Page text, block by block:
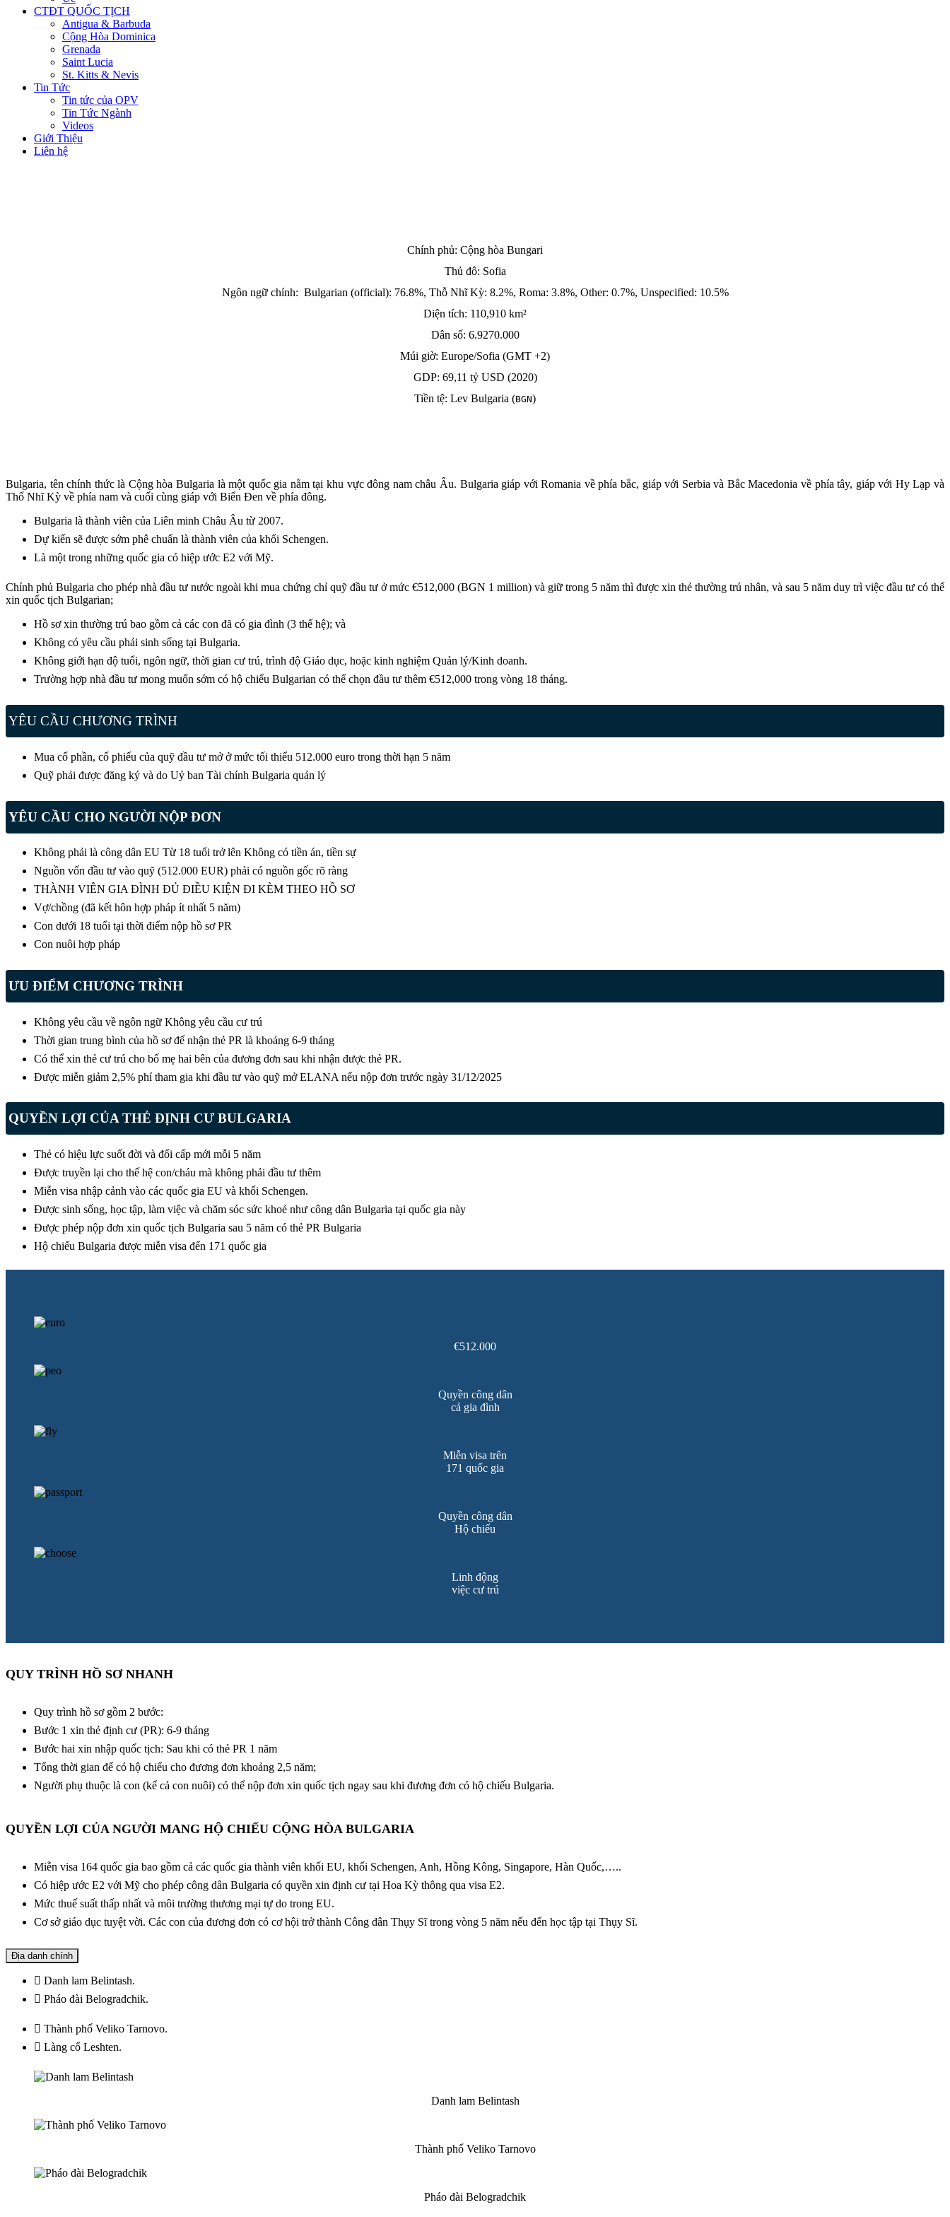
CTĐT QUỐC TỊCH
Antigua & Barbuda
Cộng Hòa Dominica
Grenada
Saint Lucia
St. Kitts & Nevis
Tin Tức
Tin tức của OPV
Tin Tức Ngành
Videos
Giới Thiệu
Liên hệ
Chính phủ: Cộng hòa Bungari
Thủ đô: Sofia
Ngôn ngữ chính: Bulgarian (official): 76.8%, Thỗ Nhĩ Kỳ: 8.2%, Roma: 3.8%, Other: 0.7%, Unspecified: 10.5%
Diện tích: 110,910 km²
Dân số: 6.9270.000
Múi giờ: Europe/Sofia (GMT +2)
GDP: 69,11 tỷ USD (2020)
Tiền tệ: Lev Bulgaria (BGN)
Bulgaria, tên chính thức là Cộng hòa Bulgaria là một quốc gia nằm tại khu vực đông nam châu Âu. Bulgaria giáp với Romania về phía bắc, giáp với Serbia và Bắc Macedonia về phía tây, giáp với Hy Lạp và
Thổ Nhĩ Kỳ về phía nam và cuối cùng giáp với Biển Đen về phía đông.
Bulgaria là thành viên của Liên minh Châu Âu từ 2007.
Dự kiến sẽ được sớm phê chuẩn là thành viên của khối Schengen.
Là một trong những quốc gia có hiệp ước E2 với Mỹ.
Chính phủ Bulgaria cho phép nhà đầu tư nước ngoài khi mua chứng chỉ quỹ đầu tư ở mức €512,000 (BGN 1 million) và giữ trong 5 năm thì được xin thẻ thường trú nhân, và sau 5 năm duy trì việc đầu tư có thể
xin quốc tịch Bulgarian;
Hồ sơ xin thường trú bao gồm cả các con đã có gia đình (3 thế hệ); và
Không có yêu cầu phải sinh sống tại Bulgaria.
Không giới hạn độ tuổi, ngôn ngữ, thời gian cư trú, trình độ Giáo dục, hoặc kinh nghiệm Quản lý/Kinh doanh.
Trường hợp nhà đầu tư mong muốn sớm có hộ chiếu Bulgarian có thể chọn đầu tư thêm €512,000 trong vòng 18 tháng.
YÊU CẦU CHƯƠNG TRÌNH
Mua cổ phần, cổ phiếu của quỹ đầu tư mở ở mức tối thiểu 512.000 euro trong thời hạn 5 năm
Quỹ phải được đăng ký và do Uỷ ban Tài chính Bulgaria quản lý
YÊU CẦU CHO NGƯỜI NỘP ĐƠN
Không phải là công dân EU Từ 18 tuổi trở lên Không có tiền án, tiền sự
Nguồn vốn đầu tư vào quỹ (512.000 EUR) phải có nguồn gốc rõ ràng
THÀNH VIÊN GIA ĐÌNH ĐỦ ĐIỀU KIỆN ĐI KÈM THEO HỒ SƠ
Vợ/chồng (đã kết hôn hợp pháp ít nhất 5 năm)
Con dưới 18 tuổi tại thời điểm nộp hồ sơ PR
Con nuôi hợp pháp
ƯU ĐIỂM CHƯƠNG TRÌNH
Không yêu cầu về ngôn ngữ Không yêu cầu cư trú
Thời gian trung bình của hồ sơ để nhận thẻ PR là khoảng 6-9 tháng
Có thể xin thẻ cư trú cho bố mẹ hai bên của đương đơn sau khi nhận được thẻ PR.
Được miễn giảm 2,5% phí tham gia khi đầu tư vào quỹ mở ELANA nếu nộp đơn trước ngày 31/12/2025
QUYỀN LỢI CỦA THẺ ĐỊNH CƯ BULGARIA
Thẻ có hiệu lực suốt đời và đổi cấp mới mỗi 5 năm
Được truyền lại cho thế hệ con/cháu mà không phải đầu tư thêm
Miễn visa nhập cảnh vào các quốc gia EU và khối Schengen.
Được sinh sống, học tập, làm việc và chăm sóc sức khoẻ như công dân Bulgaria tại quốc gia này
Được phép nộp đơn xin quốc tịch Bulgaria sau 5 năm có thẻ PR Bulgaria
Hộ chiếu Bulgaria được miễn visa đến 171 quốc gia
€512.000
Quyền công dân
cả gia đình
Miễn visa trên
171 quốc gia
Quyền công dân
Hộ chiếu
Linh động
việc cư trú
QUY TRÌNH HỒ SƠ NHANH
Quy trình hồ sơ gồm 2 bước:
Bước 1 xin thẻ định cư (PR): 6-9 tháng
Bước hai xin nhập quốc tịch: Sau khi có thẻ PR 1 năm
Tổng thời gian để có hộ chiếu cho đương đơn khoảng 2,5 năm;
Người phụ thuộc là con (kể cả con nuôi) có thể nộp đơn xin quốc tịch ngay sau khi đương đơn có hộ chiếu Bulgaria.
QUYỀN LỢI CỦA NGƯỜI MANG HỘ CHIẾU CỘNG HÒA BULGARIA
Miễn visa 164 quốc gia bao gồm cả các quốc gia thành viên khối EU, khối Schengen, Anh, Hồng Kông, Singapore, Hàn Quốc,…..
Có hiệp ước E2 với Mỹ cho phép công dân Bulgaria có quyền xin định cư tại Hoa Kỳ thông qua visa E2.
Mức thuế suất thấp nhất và môi trường thương mại tự do trong EU.
Cơ sở giáo dục tuyệt vời. Các con của đương đơn có cơ hội trở thành Công dân Thụy Sĩ trong vòng 5 năm nếu đến học tập tại Thụy Sĩ.
Địa danh chính
Danh lam Belintash.
Pháo đài Belogradchik.
Thành phố Veliko Tarnovo.
Làng cổ Leshten.
Danh lam Belintash
Thành phố Veliko Tarnovo
Pháo đài Belogradchik